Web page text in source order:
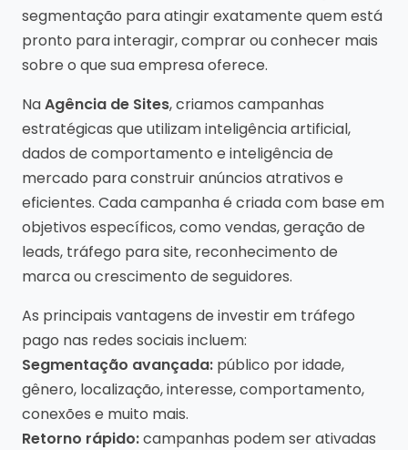
segmentação para atingir exatamente quem está
pronto para interagir, comprar ou conhecer mais
sobre o que sua empresa oferece.
NaAgência de Sites, criamos campanhas
estratégicas que utilizam inteligência artificial,
dados de comportamento e inteligência de
mercado para construir anúncios atrativos e
eficientes. Cada campanha é criada com base em
objetivos específicos, como vendas, geração de
leads, tráfego para site, reconhecimento de
marca ou crescimento de seguidores.
As principais vantagens de investir em tráfego
pago nas redes sociais incluem:
Segmentação avançada: público por idade,
gênero, localização, interesse, comportamento,
conexões e muito mais.
Retorno rápido:campanhas podem ser ativadas